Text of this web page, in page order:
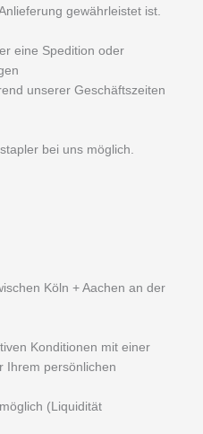
gewährleistet ist.
eine Spedition oder
unserer Geschäftszeiten
bei uns möglich.
Köln + Aachen an der
Konditionen mit einer
Ihrem persönlichen
(Liquidität